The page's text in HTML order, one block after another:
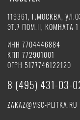
119361, Г.МОСКВА,
ЭТ.7 ПОМ.II, КОМНАТА 1
ИНН 7704446884
КПП 772901001
ОГРН 5177746122120
8 (495) 431-03-
ZAKAZ@MSC-PLITKA.RU